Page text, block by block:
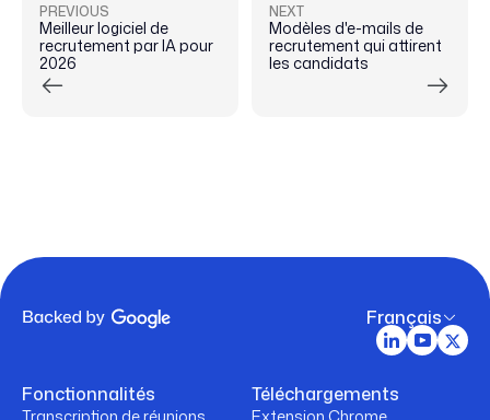
PREVIOUS
Meilleur logiciel de
recrutement par IA pour
2026
NEXT
Modèles d'e-mails de
recrutement qui attirent
les candidats
Français
Fonctionnalités Téléchargements